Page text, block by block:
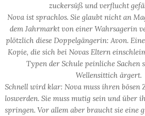
zuckersüß und verflucht
Nova ist sprachlos. Sie glaubt nicht an
dem Jahrmarkt von einer Wahrsagerin
plötzlich diese Doppelgängerin: Avon.
Kopie, die sich bei Novas Eltern
Typen der Schule peinliche Sachen
Wellensittich ärgert.
Schnell wird klar: Nova muss ihren bösen
loswerden. Sie muss mutig sein und über
springen. Vor allem aber braucht sie eine